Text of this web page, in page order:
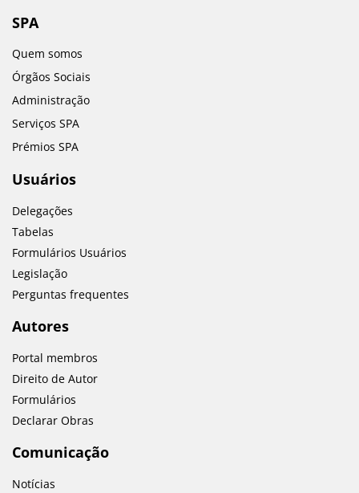
SPA
Quem somos
Órgãos Sociais
Administração
Serviços SPA
Prémios SPA
Usuários
Delegações
Tabelas
Formulários Usuários
Legislação
Perguntas frequentes
Autores
Portal membros
Direito de Autor
Formulários
Declarar Obras
Comunicação
Notícias